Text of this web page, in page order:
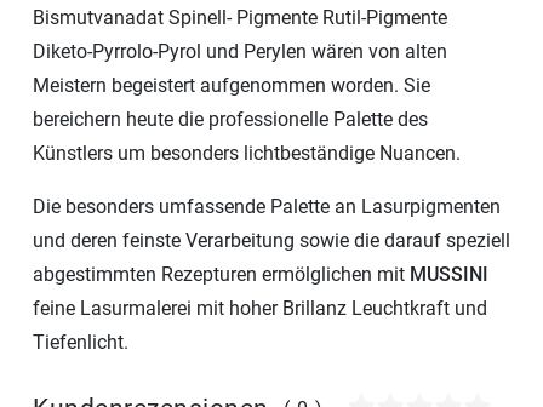
Bismutvanadat Spinell- Pigmente Rutil-Pigmente
Diketo-Pyrrolo-Pyrol und Perylen wären von alten
Meistern begeistert aufgenommen worden. Sie
bereichern heute die professionelle Palette des
Künstlers um besonders lichtbeständige Nuancen.
Die besonders umfassende Palette an Lasurpigmenten
und deren feinste Verarbeitung sowie die darauf speziell
abgestimmten Rezepturen ermölglichen mit MUSSINI
feine Lasurmalerei mit hoher Brillanz Leuchtkraft und
Tiefenlicht.